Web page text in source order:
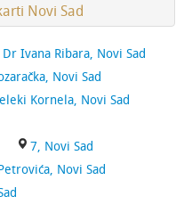
Novi Sad
Dr Ivana Ribara, Novi Sad
Novi Sad
Kornela, Novi Sad
7, Novi Sad
Novi Sad